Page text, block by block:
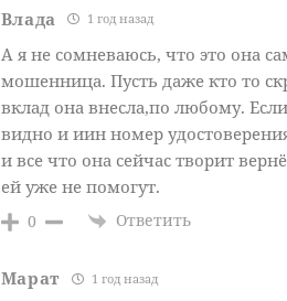
Влада 1 год назад
А я не сомневаюсь, что это она
мошенница. Пусть даже кто то
вклад она внесла,по любому.
видно и иин номер
и все что она сейчас творит
ей уже не помогут.
0 Ответить
Марат 1 год назад